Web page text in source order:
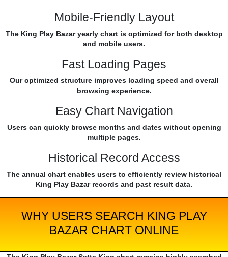
Mobile-Friendly Layout
The King Play Bazar yearly chart is optimized for both desktop
and mobile users.
Fast Loading Pages
Our optimized structure improves loading speed and overall
browsing experience.
Easy Chart Navigation
Users can quickly browse months and dates without opening
multiple pages.
Historical Record Access
The annual chart enables users to efficiently review historical
King Play Bazar records and past result data.
WHY USERS SEARCH KING PLAY
BAZAR CHART ONLINE